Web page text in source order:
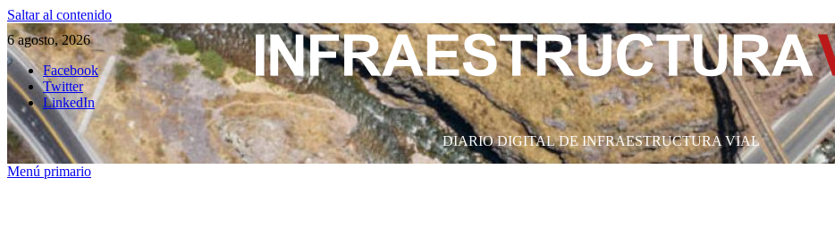
Saltar al contenido
6 agosto, 2026
Facebook
Twitter
LinkedIn
DIARIO DIGITAL DE INFRAESTRUCTURA VIAL
Menú primario